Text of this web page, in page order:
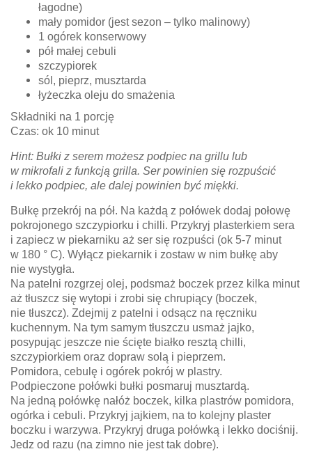
łagodne)
mały pomidor (jest sezon – tylko malinowy)
1 ogórek konserwowy
pół małej cebuli
szczypiorek
sól, pieprz, musztarda
łyżeczka oleju do smażenia
Składniki na 1 porcję
Czas: ok 10 minut
Hint: Bułki z serem możesz podpiec na grillu lub
w mikrofali z funkcją grilla. Ser powinien się rozpuścić
i lekko podpiec, ale dalej powinien być miękki.
Bułkę przekrój na pół. Na każdą z połówek dodaj połowę
pokrojonego szczypiorku i chilli. Przykryj plasterkiem sera
i zapiecz w piekarniku aż ser się rozpuści (ok 5-7 minut
w 180 ° C). Wyłącz piekarnik i zostaw w nim bułkę aby
nie wystygła.
Na patelni rozgrzej olej, podsmaż boczek przez kilka minut
aż tłuszcz się wytopi i zrobi się chrupiący (boczek,
nie tłuszcz). Zdejmij z patelni i odsącz na ręczniku
kuchennym. Na tym samym tłuszczu usmaż jajko,
posypując jeszcze nie ścięte białko resztą chilli,
szczypiorkiem oraz dopraw solą i pieprzem.
Pomidora, cebulę i ogórek pokrój w plastry.
Podpieczone połówki bułki posmaruj musztardą.
Na jedną połówkę nałóż boczek, kilka plastrów pomidora,
ogórka i cebuli. Przykryj jajkiem, na to kolejny plaster
boczku i warzywa. Przykryj druga połówką i lekko dociśnij.
Jedz od razu (na zimno nie jest tak dobre).